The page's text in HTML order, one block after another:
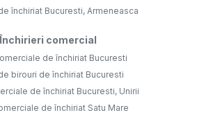
închiriat Bucuresti, Armeneasca
Închirieri comercial
de închiriat Bucuresti
birouri de închiriat Bucuresti
de închiriat Bucuresti, Unirii
de închiriat Satu Mare